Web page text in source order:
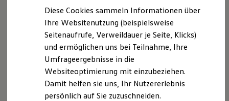
Behörden
Direktkunden
Sonderfahrzeuge
Anpfiff zum Gewinn
Elektromobilität
Elektroautos
ID. Tutorials
Elektrofahrzeugkonzepte
ID. EVERY1
Reichweite
Telefon: 0261 / 40 40 80
Fax: 0261 / 40 40 860
E-Mail:info@scherhag.de
Geschäftsführer: Mark Scherhag
USt. ID-Nummer: DE 811702242
Handelsregister: Koblenz HRB 1747
Diese Cookies sammeln Informationen über
Ihre Websitenutzung (beispielsweise
Seitenaufrufe, Verweildauer je Seite, Klicks)
und ermöglichen uns bei Teilnahme, Ihre
Umfrageergebnisse in die
Websiteoptimierung mit einzubeziehen.
Damit helfen sie uns, Ihr Nutzererlebnis
persönlich auf Sie zuzuschneiden.